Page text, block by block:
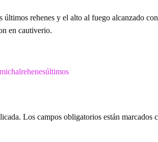
rehenes y el alto al fuego alcanzado
en cautiverio.
michalrehenesúltimos
Los campos obligatorios están marcados